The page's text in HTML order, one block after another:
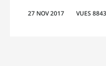
27 NOV 2017 VUES 8843